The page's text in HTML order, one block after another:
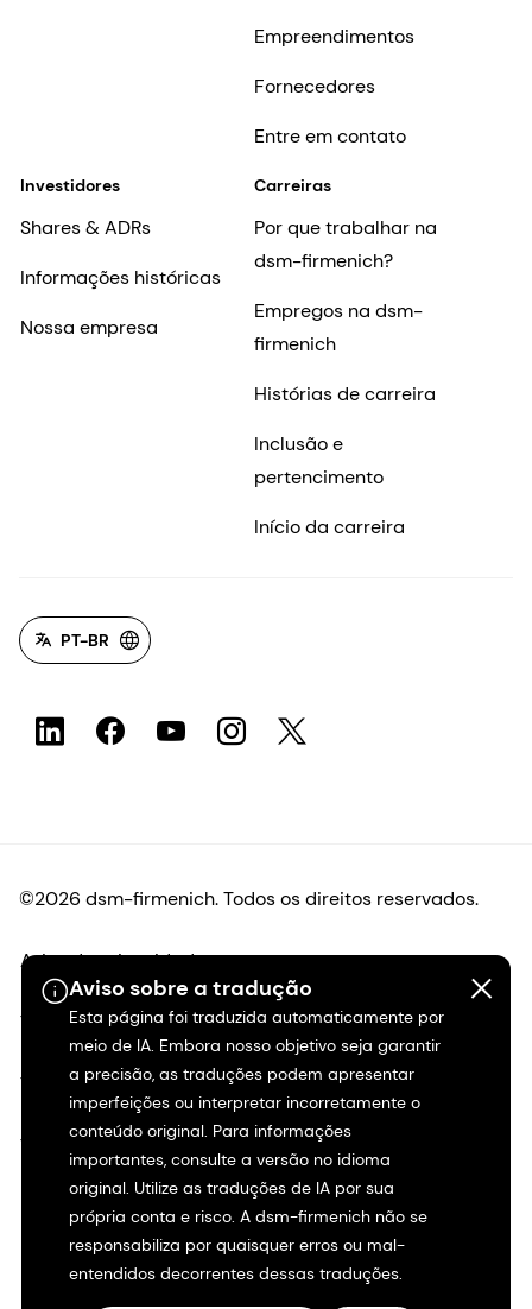
Aviso sobre a tradução
Esta página foi traduzida automaticamente por
meio de IA. Embora nosso objetivo seja garantir
a precisão, as traduções podem apresentar
imperfeições ou interpretar incorretamente o
conteúdo original. Para informações
importantes, consulte a versão no idioma
original. Utilize as traduções de IA por sua
própria conta e risco. A dsm-firmenich não se
responsabiliza por quaisquer erros ou mal-
entendidos decorrentes dessas traduções.
Empreendimentos
Fornecedores
Entre em contato
Investidores
Shares & ADRs
Informações históricas
Nossa empresa
Carreiras
Por que trabalhar na
dsm-firmenich?
Empregos na dsm-
firmenich
Histórias de carreira
Inclusão e
pertencimento
Início da carreira
PT-BR
©2026 dsm-firmenich. Todos os direitos reservados.
Aviso de privacidade
Termos de uso
Termos e condições
Transparência na Califórnia
Declaração de acessibilidade
Informações legais